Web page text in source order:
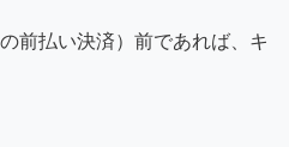
前払い決済）前であれば、キ